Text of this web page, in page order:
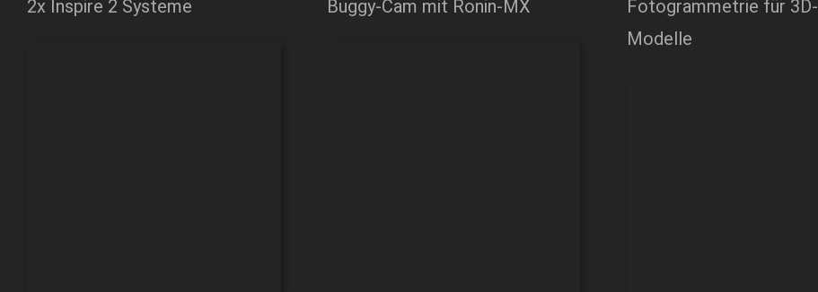
2x Inspire 2 Systeme Buggy-Cam mit Ronin-MX
Fotogrammetrie für 3D-
Modelle